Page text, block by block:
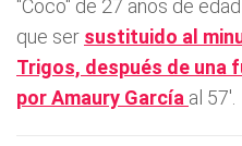
"Coco" de 27 años de
que ser sustituido al
Trigos, después de una
por Amaury García al 57'.